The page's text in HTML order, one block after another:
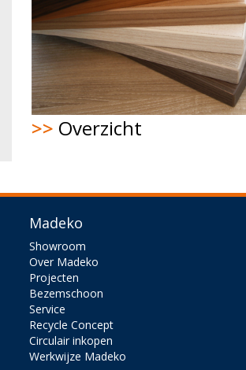
>> Overzicht
Madeko
Showroom
Over Madeko
Projecten
Bezemschoon
Service
Recycle Concept
Circulair inkopen
Werkwijze Madeko